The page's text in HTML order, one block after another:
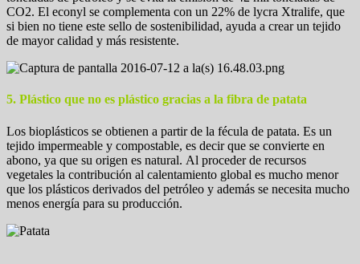
CO2. El econyl se complementa con un 22% de lycra Xtralife, que
si bien no tiene este sello de sostenibilidad, ayuda a crear un tejido
de mayor calidad y más resistente.
5. Plástico que no es plástico gracias a la fibra de patata
Los bioplásticos se obtienen a partir de la fécula de patata. Es un
tejido impermeable y compostable, es decir que se convierte en
abono, ya que su origen es natural. Al proceder de recursos
vegetales la contribución al calentamiento global es mucho menor
que los plásticos derivados del petróleo y además se necesita mucho
menos energía para su producción.